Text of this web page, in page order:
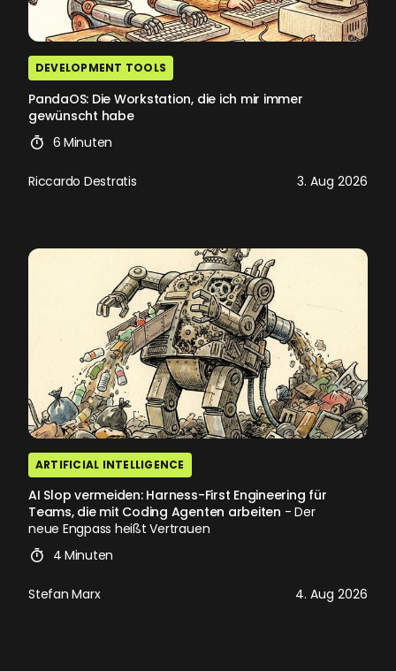
DEVELOPMENT TOOLS
PandaOS: Die Workstation, die ich mir immer
gewünscht habe
6 Minuten
Riccardo Destratis 3. Aug 2026
ARTIFICIAL INTELLIGENCE
AI Slop vermeiden: Harness-First Engineering für
Teams, die mit Coding Agenten arbeiten - Der
neue Engpass heißt Vertrauen
4 Minuten
Stefan Marx 4. Aug 2026